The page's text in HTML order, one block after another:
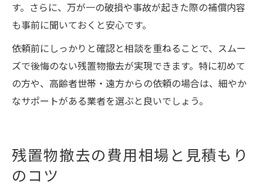
す。さらに、万が一の破損や事故が起きた際の補償内容
も事前に聞いておくと安心です。
依頼前にしっかりと確認と相談を重ねることで、スムー
ズで後悔のない残置物撤去が実現できます。特に初めて
の方や、高齢者世帯・遠方からの依頼の場合は、細やか
なサポートがある業者を選ぶと良いでしょう。
残置物撤去の費用相場と見積もり
のコツ